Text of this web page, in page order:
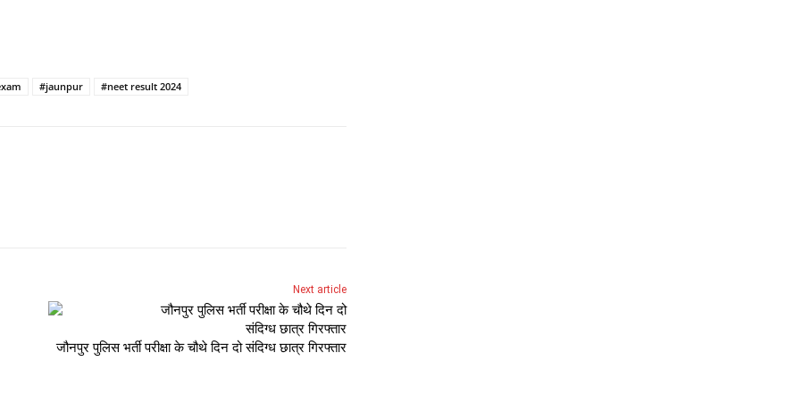
#jaunpur #neet result 2024
Next article
जौनपुर पुलिस भर्ती परीक्षा के चौथे दिन दो संदिग्ध छात्र गिरफ्तार